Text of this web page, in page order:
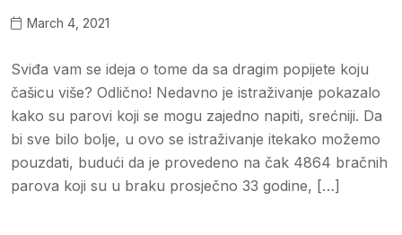
March 4, 2021
Sviđa vam se ideja o tome da sa dragim popijete koju
čašicu više? Odlično! Nedavno je istraživanje pokazalo
kako su parovi koji se mogu zajedno napiti, srećniji. Da
bi sve bilo bolje, u ovo se istraživanje itekako možemo
pouzdati, budući da je provedeno na čak 4864 bračnih
parova koji su u braku prosječno 33 godine, […]